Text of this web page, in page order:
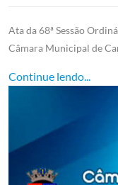
Ata da 68ª Sessão
Câmara Municipal de
Continue lendo...